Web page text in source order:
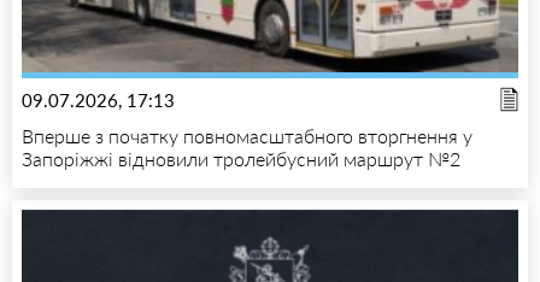
09.07.2026, 17:13
Вперше з початку повномасштабного вторгнення у
Запоріжжі відновили тролейбусний маршрут №2